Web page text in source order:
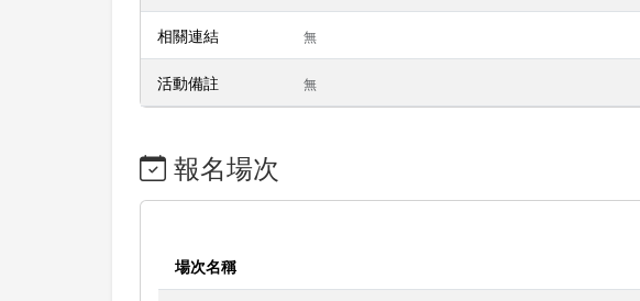
相關連結 無
活動備註 無
報名場次
場次名稱